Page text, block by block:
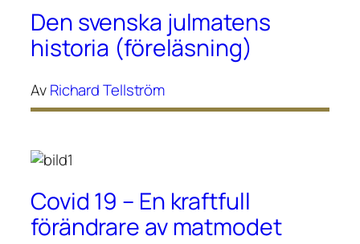
Den svenska julmatens
historia (föreläsning)
AvRichard Tellström
Covid 19 – En kraftfull
förändrare av matmodet